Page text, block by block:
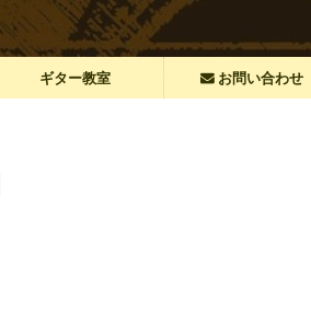
ギター教室 お問い合わせ